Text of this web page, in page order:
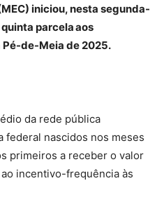
iniciou, nesta segunda-
parcela aos
de-Meia de 2025.
da rede pública
federal nascidos nos meses
primeiros a receber o valor
incentivo-frequência às